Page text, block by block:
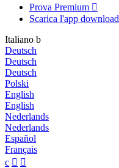
Prova Premium 
Scarica l'app download
Italiano b
Deutsch
Deutsch
Deutsch
Polski
English
English
Nederlands
Nederlands
Español
Français
c  